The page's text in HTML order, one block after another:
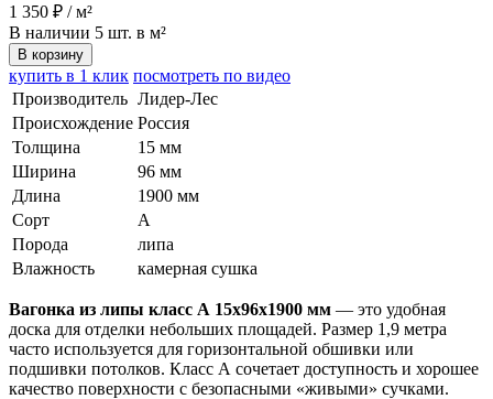
1 350 ₽ /м²
В наличии 5 шт. в м²
В корзину
купить в 1 клик посмотреть по видео
Производитель Лидер-Лес
Происхождение Россия
Толщина
15 мм
Ширина
96 мм
Длина
1900 мм
Сорт
А
Порода
липа
Влажность
камерная сушка
Вагонка из липы класс А 15x96x1900 мм — это удобная
доска для отделки небольших площадей. Размер 1,9 метра
часто используется для горизонтальной обшивки или
подшивки потолков. Класс А сочетает доступность и хорошее
качество поверхности с безопасными «живыми» сучками.